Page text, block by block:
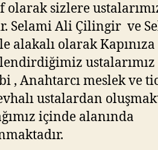
sizlere
Selami Ali Çilingir ve
alakalı olarak
ustalarımız
, Anahtarcı meslek ve
ustalardan
içinde alanında